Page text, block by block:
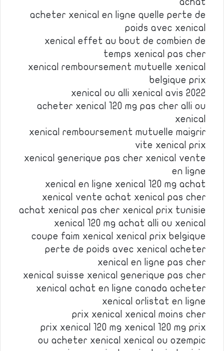
achat
acheter xenical en ligne quelle perte de
poids avec xenical
xenical effet au bout de combien de
temps xenical pas cher
xenical remboursement mutuelle xenical
belgique prix
xenical ou alli xenical avis 2022
acheter xenical 120 mg pas cher alli ou
xenical
xenical remboursement mutuelle maigrir
vite xenical prix
xenical generique pas cher xenical vente
en ligne
xenical en ligne xenical 120 mg achat
xenical vente achat xenical pas cher
achat xenical pas cher xenical prix tunisie
xenical 120 mg achat alli ou xenical
coupe faim xenical xenical prix belgique
perte de poids avec xenical acheter
xenical en ligne pas cher
xenical suisse xenical generique pas cher
xenical achat en ligne canada acheter
xenical orlistat en ligne
prix xenical xenical moins cher
prix xenical 120 mg xenical 120 mg prix
ou acheter xenical xenical ou ozempic